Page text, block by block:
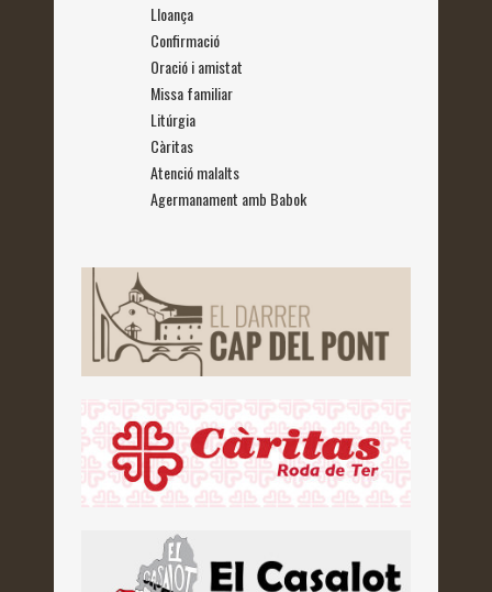
Lloança
Confirmació
Oració i amistat
Missa familiar
Litúrgia
Càritas
Atenció malalts
Agermanament amb Babok